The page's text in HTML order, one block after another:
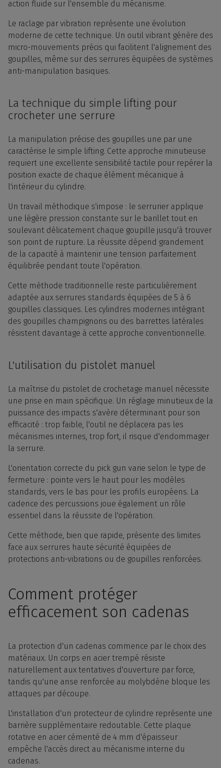
action fluide sur l'ensemble du mécanisme.
Le raclage par vibration représente une évolution
moderne de cette technique. Un outil vibrant génère des
micro-mouvements précis qui facilitent l'alignement des
goupilles, même sur des serrures équipées de systèmes
anti-manipulation basiques.
La technique du simple lifting pour
crocheter une serrure
La manipulation précise des goupilles une par une
caractérise le simple lifting. Cette approche minutieuse
requiert une excellente sensibilité tactile pour repérer la
position exacte de chaque élément mécanique à
l'intérieur du cylindre.
Un travail méthodique s'impose : le serrurier applique
une légère pression constante sur le barillet tout en
soulevant délicatement chaque goupille jusqu'à trouver
son point de rupture. La réussite dépend grandement
de la capacité à maintenir une tension parfaitement
équilibrée pendant toute l'opération.
Cette méthode traditionnelle reste particulièrement
adaptée aux serrures standards équipées de 5 à 6
goupilles classiques. Les cylindres modernes intégrant
des goupilles champignons ou des barrettes latérales
résistent davantage à cette approche conventionnelle.
L'utilisation du pistolet manuel
La maîtrise du pistolet de crochetage manuel nécessite
une prise en main spécifique. Un réglage minutieux de la
puissance des impacts s'avère déterminant pour son
efficacité : trop faible, l'outil ne déplacera pas les
mécanismes internes, trop fort, il risque d'endommager
la serrure.
L'orientation correcte du pick gun varie selon le type de
fermeture : pointe vers le haut pour les modèles
standards, vers le bas pour les profils européens. La
cadence des percussions joue également un rôle
essentiel dans la réussite de l'opération.
Cette méthode, bien que rapide, présente des limites
face aux serrures haute sécurité équipées de
protections anti-vibrations ou de goupilles renforcées.
Comment protéger
efficacement son cadenas
La protection d'un cadenas commence par le choix des
matériaux. Un corps en acier trempé résiste
naturellement aux tentatives d'ouverture par force,
tandis qu'une anse renforcée au molybdène bloque les
attaques par découpe.
L'installation d'un protecteur de cylindre représente une
barrière supplémentaire redoutable. Cette plaque
rotative en acier cémenté de 4 mm d'épaisseur
empêche l'accès direct au mécanisme interne du
cadenas.